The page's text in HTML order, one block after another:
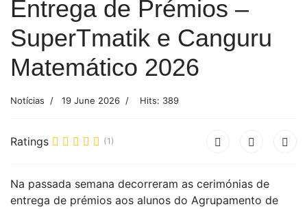
Entrega de Prémios –
SuperTmatik e Canguru
Matemático 2026
Notícias 19 June 2026 Hits: 389
Ratings (1)
Na passada semana decorreram as cerimónias de
entrega de prémios aos alunos do Agrupamento de